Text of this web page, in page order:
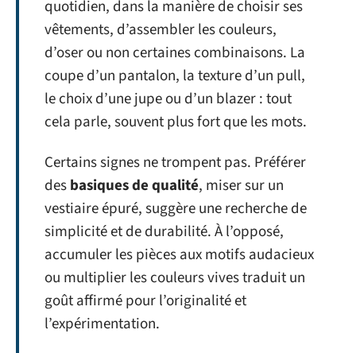
quotidien, dans la manière de choisir ses
vêtements, d’assembler les couleurs,
d’oser ou non certaines combinaisons. La
coupe d’un pantalon, la texture d’un pull,
le choix d’une jupe ou d’un blazer : tout
cela parle, souvent plus fort que les mots.
Certains signes ne trompent pas. Préférer
desbasiques de qualité, miser sur un
vestiaire épuré, suggère une recherche de
simplicité et de durabilité. À l’opposé,
accumuler les pièces aux motifs audacieux
ou multiplier les couleurs vives traduit un
goût affirmé pour l’originalité et
l’expérimentation.